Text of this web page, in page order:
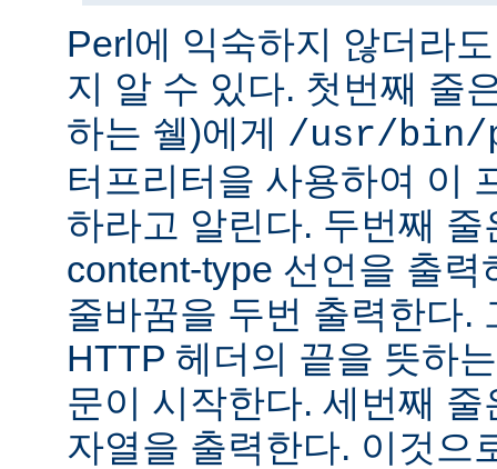
Perl에 익숙하지 않더라
지 알 수 있다. 첫번째 줄
하는 쉘)에게 /usr/bin/
터프리터을 사용하여 이
하라고 알린다. 두번째 줄
content-type 선언을 출
줄바꿈을 두번 출력한다.
HTTP 헤더의 끝을 뜻하
문이 시작한다. 세번째
자열을 출력한다. 이것으